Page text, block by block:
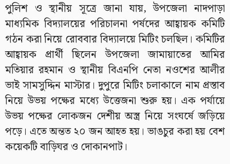
পুলিশ ও স্থানীয় সূত্রে জানা যায়, উপজেলা নাদপাড়া
মাধ্যমিক বিদ্যালয়ের পরিচালনা পর্ষদের আহ্বায়ক কমিটি
গঠন করা নিয়ে রোববার বিদ্যালয়ে মিটিং চলছিল। কমিটির
আহ্বায়ক প্রার্থী ছিলেন উপজেলা জামায়াতের আমির
মতিয়ার রহমান ও স্থানীয় বিএনপি নেতা নওশের আলীর
ভাই সামসুদ্দিন মাস্টার। দুপুরে মিটিং চলাকালে নাম প্রস্তাব
নিয়ে উভয় পক্ষের মধ্যে উত্তেজনা শুরু হয়। এক পর্যায়ে
উভয় পক্ষের লোকজন দেশীয় অস্ত্র নিয়ে সংঘর্ষে জড়িয়ে
পড়ে। এতে অন্তত ২০ জন আহত হয়। ভাঙচুর করা হয় বেশ
কয়েকটি বাড়িঘর ও দোকানপাট।